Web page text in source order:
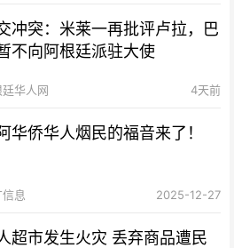
冲突：米莱一再批评卢拉，巴
不向阿根廷派驻大使
廷华人网 4天前
华侨华人烟民的福音来了！
息 2025-12-27
超市发生火灾 丢弃商品遭民